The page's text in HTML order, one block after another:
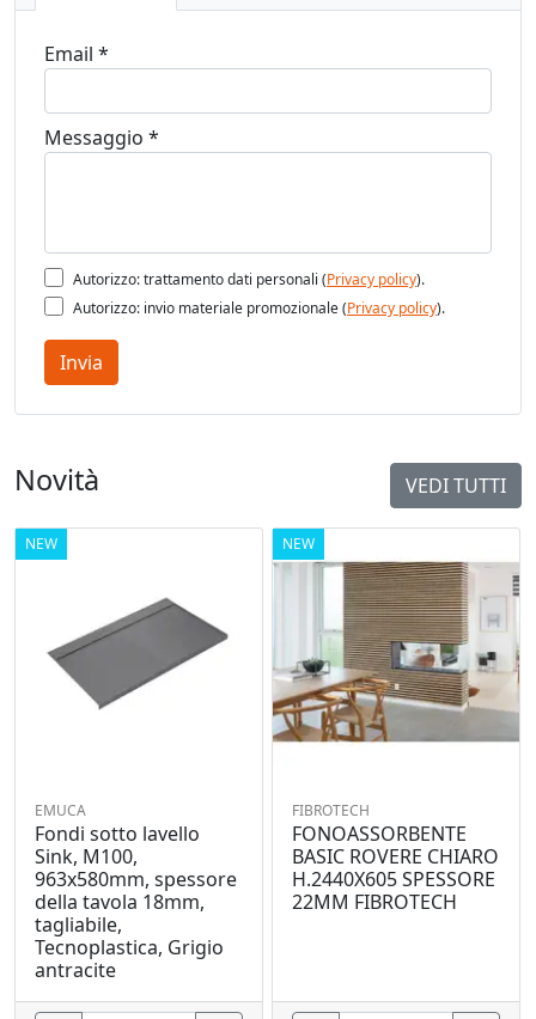
Email *
Messaggio *
Autorizzo: trattamento dati personali (Privacy policy).
Autorizzo: invio materiale promozionale (Privacy policy).
Invia
Novità VEDI TUTTI
NEW
EMUCA
Fondi sotto lavello
Sink, M100,
963x580mm, spessore
della tavola 18mm,
tagliabile,
Tecnoplastica, Grigio
antracite
NEW
FIBROTECH
FONOASSORBENTE
BASIC ROVERE CHIARO
H.2440X605 SPESSORE
22MM FIBROTECH